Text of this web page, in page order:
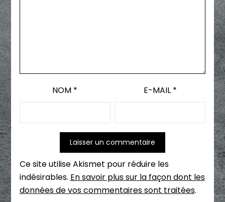
NOM * E-MAIL *
Ce site utilise Akismet pour réduire les
indésirables. En savoir plus sur la façon dont les
données de vos commentaires sont traitées.